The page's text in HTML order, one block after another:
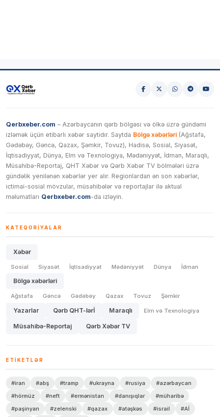
Qerbxeber.com – Azərbaycanın qərb bölgəsi və ölkə üzrə gündəmi
izləmək üçün etibarlı xəbər saytıdır. Saytda Bölgə xəbərləri (Ağstafa,
Gədəbəy, Gəncə, Qazax, Şəmkir, Tovuz), Hadisə, Sosial, Siyasət,
İqtisadiyyat, Dünya, Elm və Texnologiya, Mədəniyyət, İdman, Maraqlı,
Müsahibə-Reportaj, QHT Xəbər və Qərb Xəbər TV bölmələri üzrə
gündəlik yenilənən xəbərlər yer alır. Regionlardan ən son xəbərlər,
ictimai-sosial mövzular, müsahibələr və reportajlar ilə aktual
məlumatları Qerbxeber.com-da izləyin.
KATEQORIYALAR
Xəbər
Sosial Siyasət İqtisadiyyat Mədəniyyət Dünya İdman
Bölgə xəbərləri
Ağstafa Gəncə Gədəbəy Qazax Tovuz Şəmkir
Yazarlar Qərb QHT-lərİ Maraqlı Elm və Texnologiya
Müsahibə-Reportaj Qərb Xəbər TV
ETIKETLƏR
#iran #abş #tramp #ukrayna #rusiya
#azərbaycan
#hörmüz
#neft #ermənistan #danışıqlar
#müharibə
#paşinyan
#zelenski #qazax #atəşkəs #israil
#Aİ